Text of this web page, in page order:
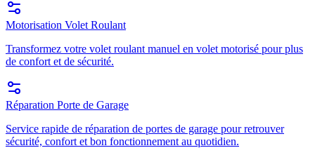
Motorisation Volet Roulant
Transformez votre volet roulant manuel en volet motorisé pour plus
de confort et de sécurité.
Réparation Porte de Garage
Service rapide de réparation de portes de garage pour retrouver
sécurité, confort et bon fonctionnement au quotidien.